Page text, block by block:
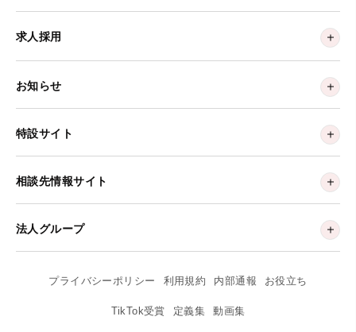
求人採用
お知らせ
特設サイト
相談先情報サイト
法人グループ
プライバシーポリシー 利用規約 内部通報 お役立ち
TikTok受賞 定義集 動画集